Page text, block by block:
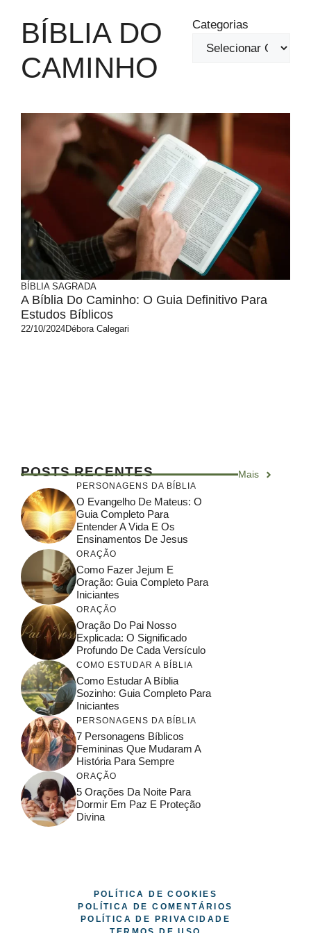
BÍBLIA DO
CAMINHO
Categorias
BÍBLIA SAGRADA
A Bíblia Do Caminho: O Guia Definitivo Para
Estudos Bíblicos
22/10/2024Débora Calegari
POSTS RECENTES Mais
PERSONAGENS DA BÍBLIA
O Evangelho De Mateus: O
Guia Completo Para
Entender A Vida E Os
Ensinamentos De Jesus
ORAÇÃO
Como Fazer Jejum E
Oração: Guia Completo Para
Iniciantes
ORAÇÃO
Oração Do Pai Nosso
Explicada: O Significado
Profundo De Cada Versículo
COMO ESTUDAR A BÍBLIA
Como Estudar A Bíblia
Sozinho: Guia Completo Para
Iniciantes
PERSONAGENS DA BÍBLIA
7 Personagens Bíblicos
Femininas Que Mudaram A
História Para Sempre
ORAÇÃO
5 Orações Da Noite Para
Dormir Em Paz E Proteção
Divina
POLÍTICA DE COOKIES
POLÍTICA DE COMENTÁRIOS
POLÍTICA DE PRIVACIDADE